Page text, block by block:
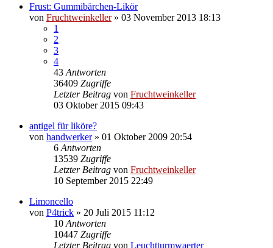
Frust: Gummibärchen-Likör
von Fruchtweinkeller» 03 November 2013 18:13
1
2
3
4
43 Antworten
36409 Zugriffe
Letzter Beitrag von Fruchtweinkeller
03 Oktober 2015 09:43
antigel für liköre?
von handwerker» 01 Oktober 2009 20:54
6 Antworten
13539 Zugriffe
Letzter Beitrag von Fruchtweinkeller
10 September 2015 22:49
Limoncello
von P4trick » 20 Juli 2015 11:12
10 Antworten
10447 Zugriffe
Letzter Beitrag von Leuchtturmwaerter